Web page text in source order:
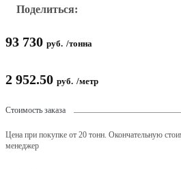
Поделиться:
93 730 руб. /тонна
2 952.50 руб. /метр
Стоимость заказа
Цена при покупке от 20 тонн. Окончательную
менеджер